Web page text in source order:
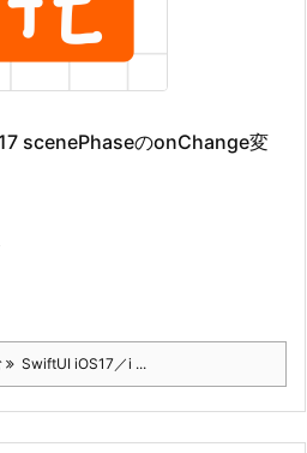
scenePhaseのonChange変
SwiftUI iOS17／i ...